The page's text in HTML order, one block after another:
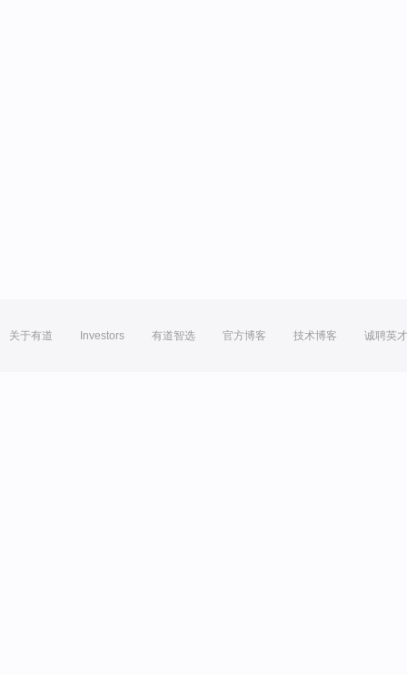
关于有道 Investors 有道智选 官方博客 技术博客 诚聘英才